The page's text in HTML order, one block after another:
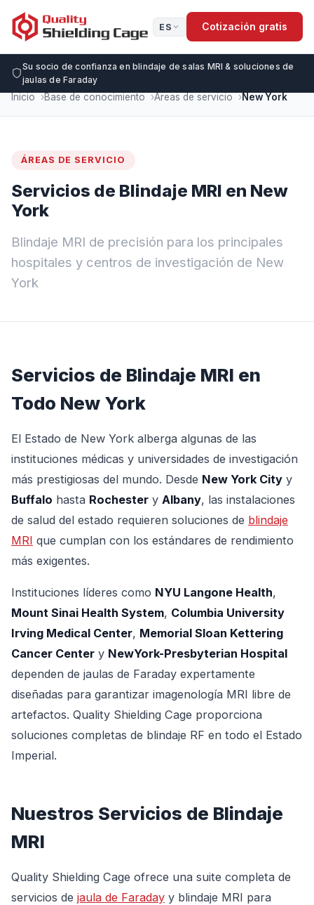
ES Cotización gratis
Su socio de confianza en blindaje de salas MRI & soluciones de
jaulas de Faraday
Inicio Base de conocimiento Áreas de servicio New York
ÁREAS DE SERVICIO
Servicios de Blindaje MRI en New
York
Blindaje MRI de precisión para los principales
hospitales y centros de investigación de New
York
Servicios de Blindaje MRI en
Todo New York
El Estado de New York alberga algunas de las
instituciones médicas y universidades de investigación
más prestigiosas del mundo. Desde New York City y
Buffalo hasta Rochester y Albany, las instalaciones
de salud del estado requieren soluciones de blindaje
MRI que cumplan con los estándares de rendimiento
más exigentes.
Instituciones líderes como NYU Langone Health,
Mount Sinai Health System, Columbia University
Irving Medical Center, Memorial Sloan Kettering
Cancer Center y NewYork-Presbyterian Hospital
dependen de jaulas de Faraday expertamente
diseñadas para garantizar imagenología MRI libre de
artefactos. Quality Shielding Cage proporciona
soluciones completas de blindaje RF en todo el Estado
Imperial.
Nuestros Servicios de Blindaje
MRI
Quality Shielding Cage ofrece una suite completa de
servicios de jaula de Faraday y blindaje MRI para